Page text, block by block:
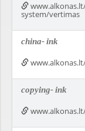
system/vertimas
china-ink
copying-ink